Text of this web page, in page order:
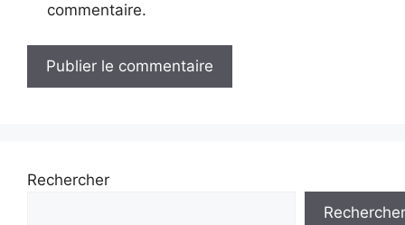
commentaire.
Rechercher
Rechercher